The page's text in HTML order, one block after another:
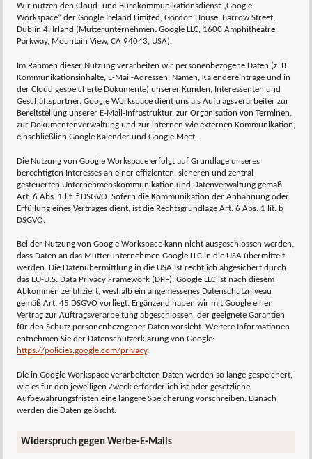
Wir nutzen den Cloud- und Bürokommunikationsdienst „Google
Workspace“ der Google Ireland Limited, Gordon House, Barrow Street,
Dublin 4, Irland (Mutterunternehmen: Google LLC, 1600 Amphitheatre
Parkway, Mountain View, CA 94043, USA).
Im Rahmen dieser Nutzung verarbeiten wir personenbezogene Daten (z. B.
Kommunikationsinhalte, E-Mail-Adressen, Namen, Kalendereinträge und in
der Cloud gespeicherte Dokumente) unserer Kunden, Interessenten und
Geschäftspartner. Google Workspace dient uns als Auftragsverarbeiter zur
Bereitstellung unserer E-Mail-Infrastruktur, zur Organisation von Terminen,
zur Dokumentenverwaltung und zur internen wie externen Kommunikation,
einschließlich Google Kalender und Google Meet.
Die Nutzung von Google Workspace erfolgt auf Grundlage unseres
berechtigten Interesses an einer effizienten, sicheren und zentral
gesteuerten Unternehmenskommunikation und Datenverwaltung gemäß
Art. 6 Abs. 1 lit. f DSGVO. Sofern die Kommunikation der Anbahnung oder
Erfüllung eines Vertrages dient, ist die Rechtsgrundlage Art. 6 Abs. 1 lit. b
DSGVO.
Bei der Nutzung von Google Workspace kann nicht ausgeschlossen werden,
dass Daten an das Mutterunternehmen Google LLC in die USA übermittelt
werden. Die Datenübermittlung in die USA ist rechtlich abgesichert durch
das EU-U.S. Data Privacy Framework (DPF). Google LLC ist nach diesem
Abkommen zertifiziert, weshalb ein angemessenes Datenschutzniveau
gemäß Art. 45 DSGVO vorliegt. Ergänzend haben wir mit Google einen
Vertrag zur Auftragsverarbeitung abgeschlossen, der geeignete Garantien
für den Schutz personenbezogener Daten vorsieht. Weitere Informationen
entnehmen Sie der Datenschutzerklärung von Google:
https://policies.google.com/privacy.
Die in Google Workspace verarbeiteten Daten werden so lange gespeichert,
wie es für den jeweiligen Zweck erforderlich ist oder gesetzliche
Aufbewahrungsfristen eine längere Speicherung vorschreiben. Danach
werden die Daten gelöscht.
Widerspruch gegen Werbe-E-Mails